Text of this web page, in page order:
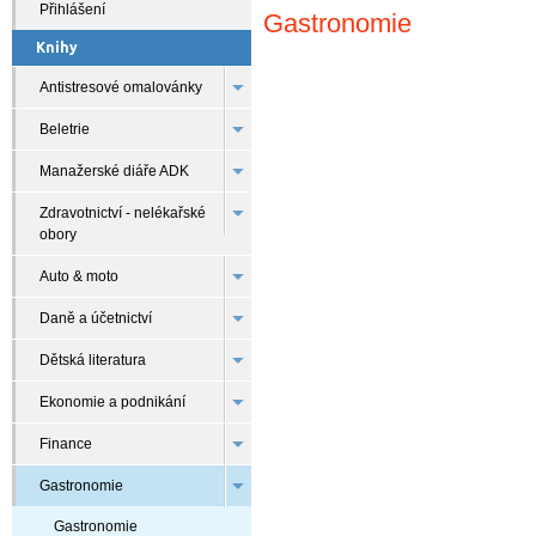
Gastronomie
Přihlášení
Knihy
Antistresové omalovánky
Beletrie
Manažerské diáře ADK
Zdravotnictví - nelékařské
obory
Auto & moto
Daně a účetnictví
Dětská literatura
Ekonomie a podnikání
Finance
Gastronomie
Gastronomie